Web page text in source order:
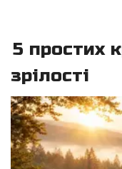
5 простих
зрілості